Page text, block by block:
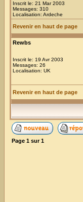
Inscrit le: 21 Mar 2003
Messages: 310
Localisation: Ardeche
Revenir en haut de page
Rewbs
Inscrit le: 19 Avr 2003
Messages: 26
Localisation: UK
Revenir en haut de page
Page 1 sur1